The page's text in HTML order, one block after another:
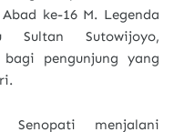
ke-16 M. Legenda
Sultan Sutowijoyo,
pengunjung yang
Senopati menjalani